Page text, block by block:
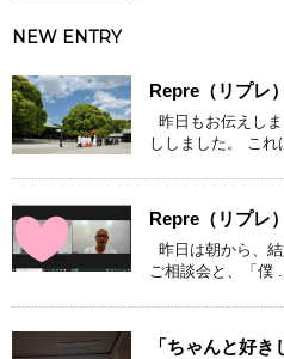
NEW ENTRY
Repre（リプレ
昨日もお伝えし
ししました。 これ
Repre（リプレ
昨日は朝から、
ご相談会と、「僕
「ちゃんと好